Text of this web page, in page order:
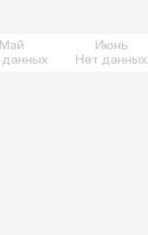
Май
Июнь
Нет данных